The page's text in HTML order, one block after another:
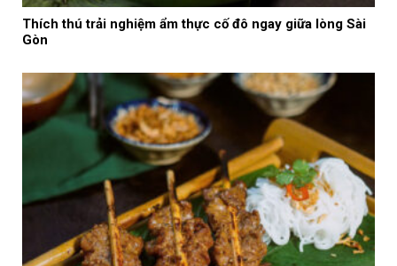
Thích thú trải nghiệm ẩm thực cố đô ngay giữa lòng Sài
Gòn